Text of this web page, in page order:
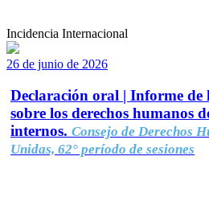
Incidencia Internacional
26 de junio de 2026
Declaración oral | Informe de
sobre los derechos humanos
internos. Consejo de Derechos
Unidas, 62° período de sesiones